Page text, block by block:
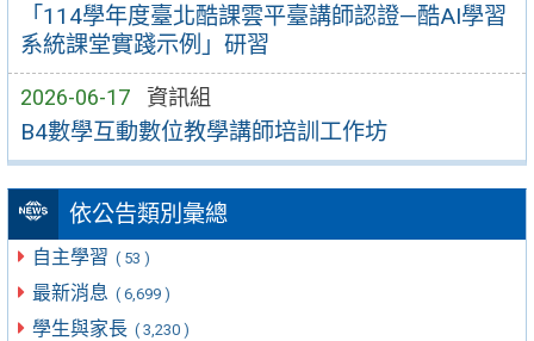
「114學年度臺北酷課雲平臺講師認證—酷AI學習
系統課堂實踐示例」研習
2026-06-17 資訊組
B4數學互動數位教學講師培訓工作坊
依公告類別彙總
自主學習 ( 53 )
最新消息 ( 6,699 )
學生與家長 ( 3,230 )